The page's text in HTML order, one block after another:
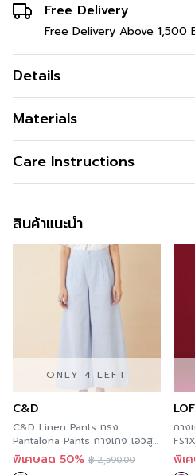
Free Delivery
Free Delivery Above 1,500
Details
Materials
สี
Care Instructions
สินค้าแนะนำ
ONLY 4 LEFT
C&D
C&D Linen Pants ทรง
Pantalona Pants กางเกง เอวสูง
ขายาวปลายขากว้างต่อขอบ ลาย
ทางตรง สีฟ้า เนื้อผ้าลินินผสม
พิเศษลด 50% ฿2,590.00
กาง
พิเ